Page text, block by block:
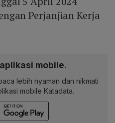
Perjanjian Kerja
mobile.
lebih nyaman dan nikmati
mobile Katadata.